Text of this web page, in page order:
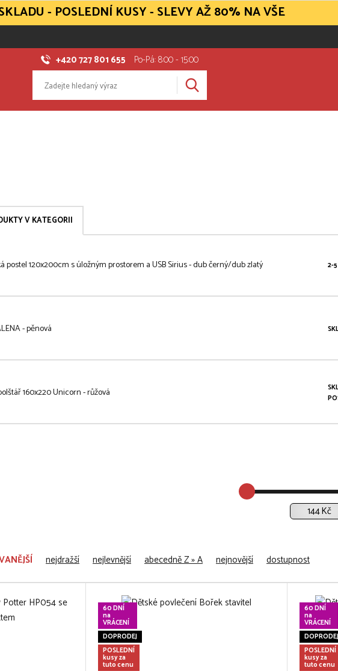
+420 727 801 655 Po-Pá: 8:00 - 15:00
V KATEGORII
postel 120x200cm s úložným prostorem a USB Sirius - dub černý/dub zlatý 2-
- pěnová
160x220 Unicorn - růžová
Kč
nejdražší nejlevnější abecedně Z » A nejnovější dostupnost
60 DNÍ
na
VRÁCENÍ
DOPRODEJ
POSLEDNÍ
kusy za
tuto cenu
60 DNÍ
na
VRÁCENÍ
DOPRODEJ
POSLEDNÍ
kusy za
tuto cenu
- POSLEDNÍ KUSY - SLEVY AŽ 80% NA VŠE